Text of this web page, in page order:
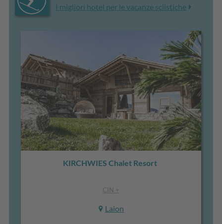
I migliori hotel per le vacanze sciistiche
KIRCHWIES Chalet Resort
CIN +
Laion